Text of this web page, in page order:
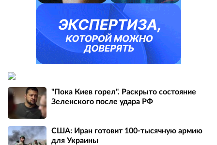
"Пока Киев горел". Раскрыто состояние
Зеленского после удара РФ
США: Иран готовит 100-тысячную армию
для Украины